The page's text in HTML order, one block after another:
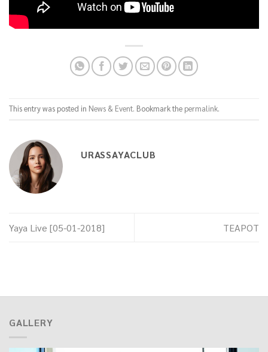
This entry was posted in News & Event. Bookmark the permalink.
URASSAYACLUB
Yaya Live [05-01-2018] TEAPOT
GALLERY